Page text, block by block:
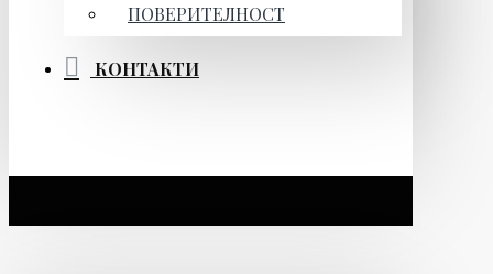
ПОВЕРИТЕЛНОСТ
КОНТАКТИ